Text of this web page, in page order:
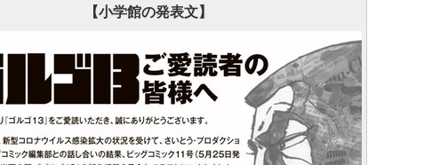
【小学館の発表文】